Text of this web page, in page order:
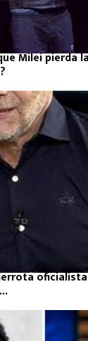
Milei pierda